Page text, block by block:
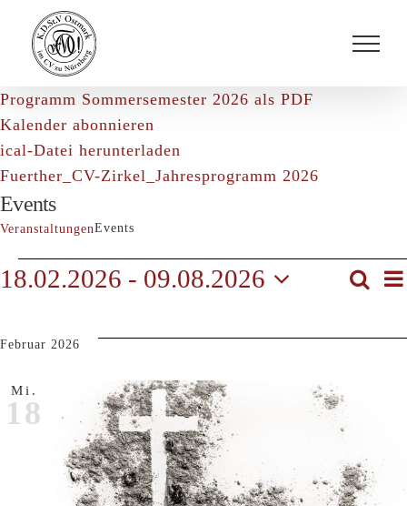
Inhalt
springen
Programm Sommersemester 2026 als PDF
Kalender abonnieren
ical-Datei herunterladen
Fuerther_CV-Zirkel_Jahresprogramm 2026
Events
VeranstaltungenEvents
Veranstaltungen Suche
18.02.2026 - 09.08.2026
wählen.
Februar 2026
Mi.
18